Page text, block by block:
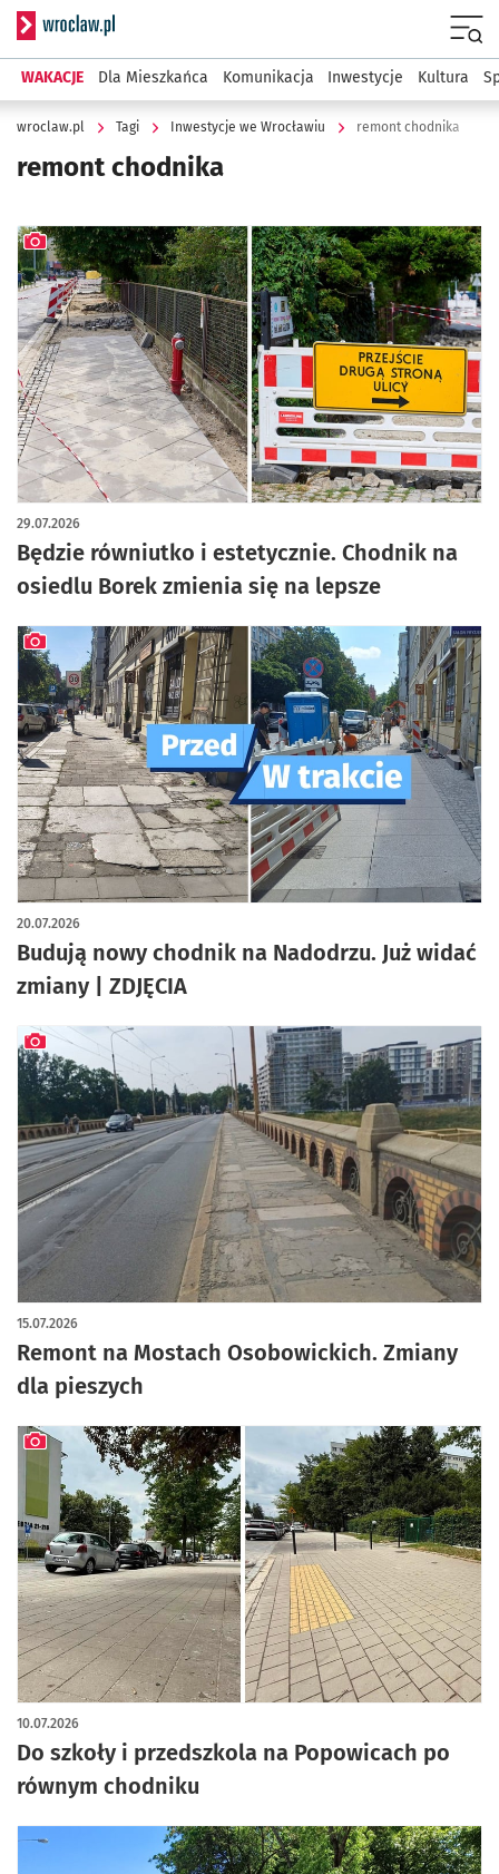
Serwis informacyjny wroclaw.pl
WAKACJE Dla Mieszkańca Komunikacja Inwestycje Kultura
wroclaw.pl Tagi Inwestycje we Wrocławiu remont chodnika
remont chodnika
Będzie równiutko i estetycznie. Chodnik na
osiedlu Borek zmienia się na lepsze
29.07.2026
artykuł z galerią zdjęć
Budują nowy chodnik na Nadodrzu. Już widać
zmiany | ZDJĘCIA
20.07.2026
artykuł z galerią zdjęć
Remont na Mostach Osobowickich. Zmiany
dla pieszych
15.07.2026
artykuł z galerią zdjęć
Do szkoły i przedszkola na Popowicach po
równym chodniku
10.07.2026
artykuł z galerią zdjęć